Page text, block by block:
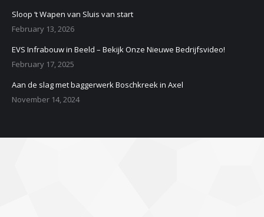
Sloop ‘t Wapen van Sluis van start
February 13, 2026
EVS Infrabouw in Beeld – Bekijk Onze Nieuwe Bedrijfsvideo!
February 17, 2025
Aan de slag met baggerwerk Boschkreek in Axel
November 14, 2024